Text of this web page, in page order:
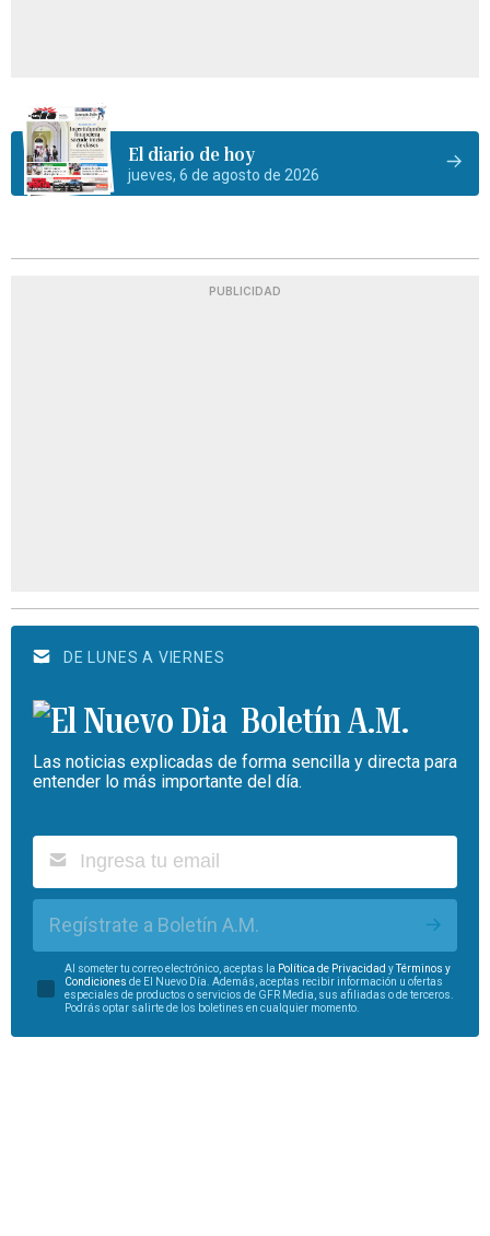
El diario de hoy
jueves, 6 de agosto de 2026
PUBLICIDAD
DE LUNES A VIERNES
Boletín A.M.
Las noticias explicadas de forma sencilla y directa para
entender lo más importante del día.
Regístrate a Boletín A.M.
Al someter tu correo electrónico, aceptas la Política de Privacidad yTérminos y
Condiciones de El Nuevo Día. Además, aceptas recibir información u ofertas
especiales de productos o servicios de GFR Media, sus afiliadas o de terceros.
Podrás optar salirte de los boletines en cualquier momento.